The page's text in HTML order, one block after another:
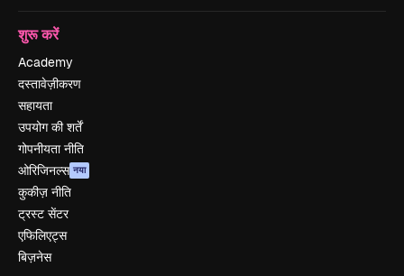
शुरू करें
Academy
दस्तावेज़ीकरण
सहायता
उपयोग की शर्तें
गोपनीयता नीति
ओरिजिनल्स नया
कुकीज़ नीति
ट्रस्ट सेंटर
एफिलिएट्स
बिज़नेस